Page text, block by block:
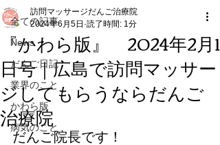
全ての記事
News
だんご日記
業界のこと
かわら版
病気のこと
『かわら版』 2024年2月1
日号｜広島で訪問マッサー
ジしてもらうならだんご
治療院
訪問マッサージだんご治療院
2024年6月5日 読了時間: 1分
だんご院長です！